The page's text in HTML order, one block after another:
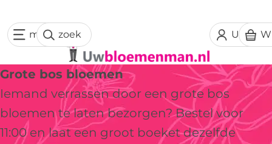
Uw
menuzoek
Grote bos bloemen
Iemand verrassen door een grote bos
bloemen te laten bezorgen? Bestel voor
11:00 en laat een groot boeket dezelfde